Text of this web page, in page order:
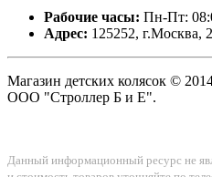
Рабочие часы: Пн-Пт:
Адрес: 125252, г.Москва,
Магазин детских колясок ©
ООО "Строллер Б и Е".
Данный информационный ресурс не